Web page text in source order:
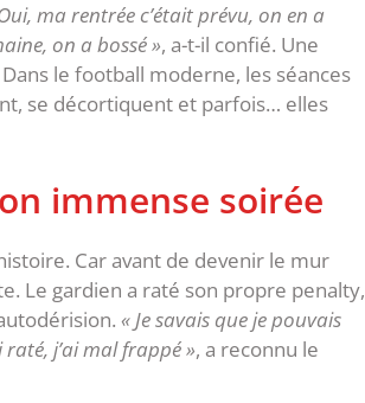
ma rentrée c’était prévu, on en a
on a bossé », a-t-il confié. Une
le football moderne, les séances
se décortiquent et parfois… elles
immense soirée
Car avant de devenir le mur
Le gardien a raté son propre penalty,
« Je savais que je pouvais
raté, j’ai mal frappé », a reconnu le